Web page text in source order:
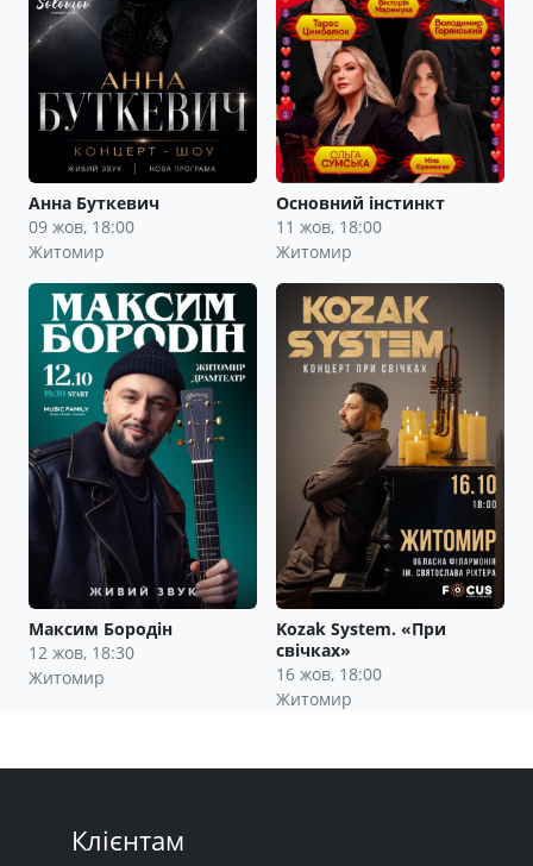
Анна Буткевич
09 жов, 18:00
Житомир
Основний інстинкт
11 жов, 18:00
Житомир
Максим Бородін
12 жов, 18:30
Житомир
Kozak System. «При
свічках»
16 жов, 18:00
Житомир
Клієнтам